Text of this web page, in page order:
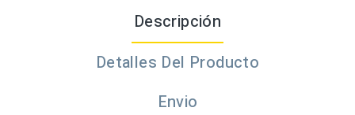
Descripción
Detalles Del Producto
Envio